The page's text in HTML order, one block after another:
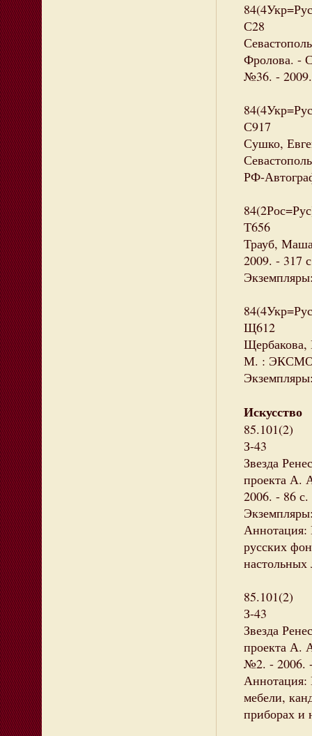
С28
Фролова. -
№36. - 2009.
С917
Сушко,
РФ-
Т656
Трауб,
2009. - 317
Щ612
Щербакова,
М. : ЭКСМО,
Искусство
85.101(2)
З-43
Звезда
проекта А.
2006. - 86
Аннотация:
русских
85.101(2)
З-43
Звезда
проекта А.
№2. - 2006.
Аннотация:
мебели,
приборах и